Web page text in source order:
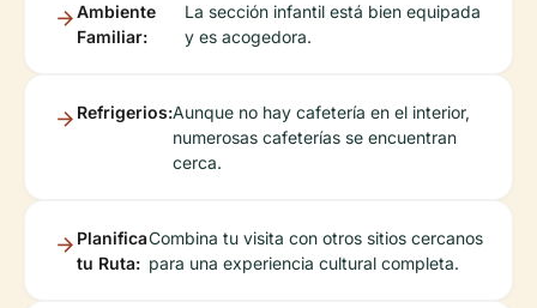
Ambiente
Familiar:
La sección infantil está bien equipada
y es acogedora.
Refrigerios:Aunque no hay cafetería en el interior,
numerosas cafeterías se encuentran
cerca.
Planifica
tu Ruta:
Combina tu visita con otros sitios cercanos
para una experiencia cultural completa.